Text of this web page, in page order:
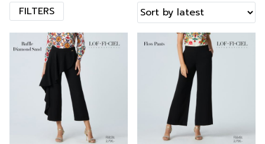
FILTERS
คลิกที่นี่เพื่อสมัครสมาชิก